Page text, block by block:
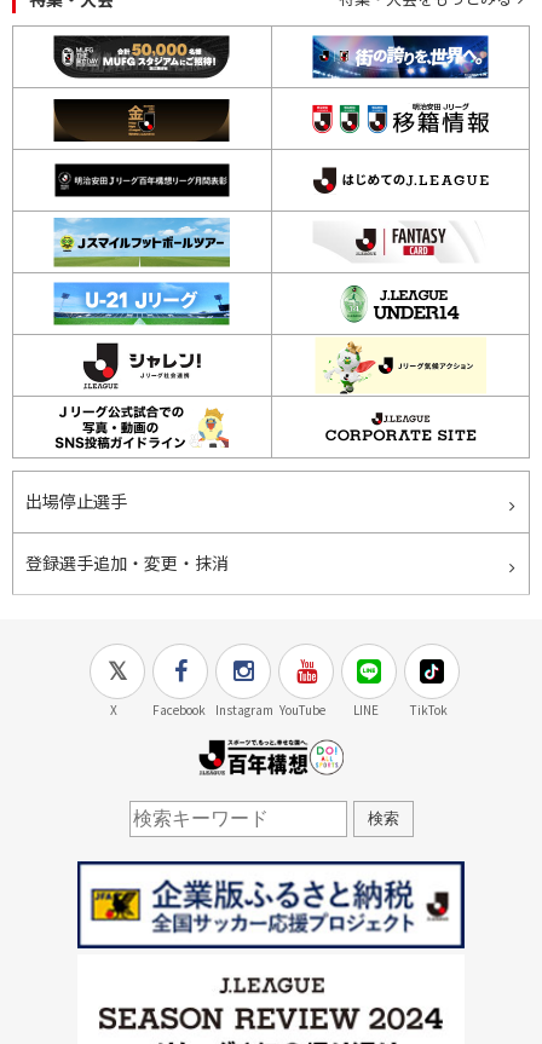
出場停止選手
登録選手追加・変更・抹消
X Facebook Instagram YouTube LINE TikTok
検索